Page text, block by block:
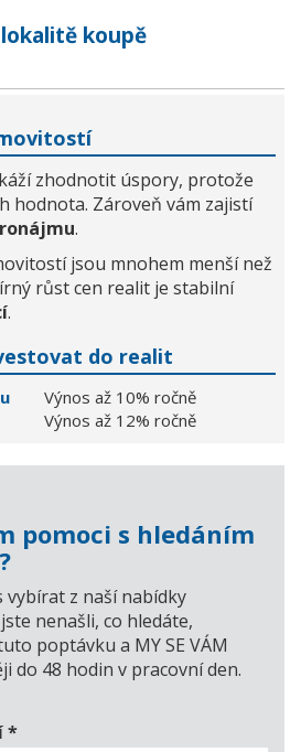
koupě
zhodnotit úspory, protože
hodnota. Zároveň vám zajistí
.
jsou mnohem menší než
růst cen realit je stabilní
.
do realit
Výnos až 10% ročně
Výnos až 12% ročně
pomoci s hledáním
vybírat z naší nabídky
nenašli, co hledáte,
poptávku a MY SE VÁM
do 48 hodin v pracovní den.
*